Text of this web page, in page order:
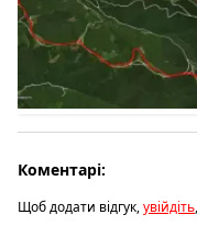
Коментарі:
Щоб додати відгук,увійдіть